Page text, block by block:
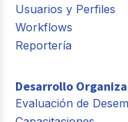
Usuarios y Perfiles
Workflows
Reportería
Desarrollo
Evaluación de